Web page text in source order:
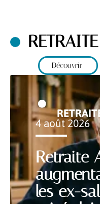
RETRAITE
Découvrir
Retraite
les ex-
4 août 2026